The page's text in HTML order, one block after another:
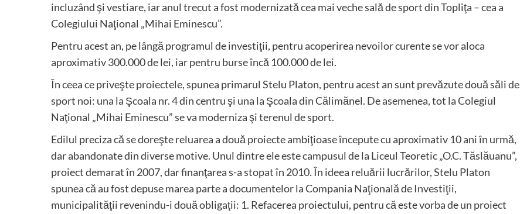
incluzând şi vestiare, iar anul trecut a fost modernizată cea mai veche sală de sport din Topliţa – cea a
Colegiului Naţional „Mihai Eminescu”.
Pentru acest an, pe lângă programul de investiţii, pentru acoperirea nevoilor curente se vor aloca
aproximativ 300.000 de lei, iar pentru burse încă 100.000 de lei.
În ceea ce priveşte proiectele, spunea primarul Stelu Platon, pentru acest an sunt prevăzute două săli de
sport noi: una la Şcoala nr. 4 din centru şi una la Şcoala din Călimănel. De asemenea, tot la Colegiul
Naţional „Mihai Eminescu” se va moderniza şi terenul de sport.
Edilul preciza că se doreşte reluarea a două proiecte ambiţioase începute cu aproximativ 10 ani în urmă,
dar abandonate din diverse motive. Unul dintre ele este campusul de la Liceul Teoretic „O.C. Tăslăuanu”,
proiect demarat în 2007, dar finanţarea s-a stopat în 2010. În ideea reluării lucrărilor, Stelu Platon
spunea că au fost depuse marea parte a documentelor la Compania Naţională de Investiţii,
municipalităţii revenindu-i două obligaţii: 1. Refacerea proiectului, pentru că este vorba de un proiect